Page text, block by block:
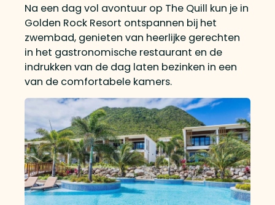
Na een dag vol avontuur op The Quill kun je in
Golden Rock Resort ontspannen bij het
zwembad, genieten van heerlijke gerechten
in het gastronomische restaurant en de
indrukken van de dag laten bezinken in een
van de comfortabele kamers.